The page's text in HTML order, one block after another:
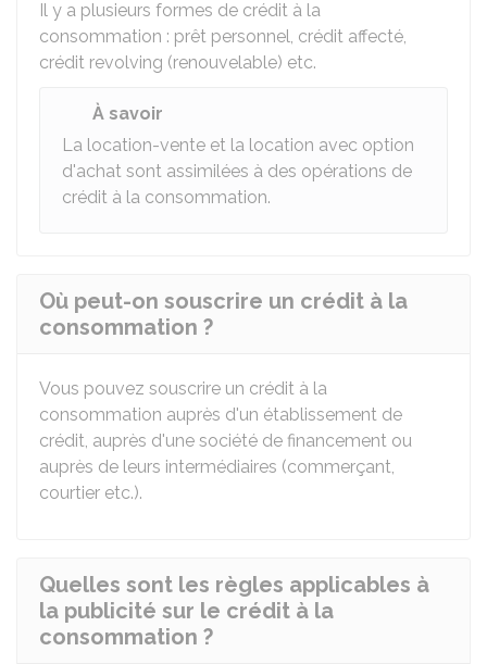
Il y a plusieurs formes de crédit à la
consommation : prêt personnel, crédit affecté,
crédit revolving (renouvelable) etc.
À savoir
La location-vente et la location avec option
d'achat sont assimilées à des opérations de
crédit à la consommation.
Où peut-on souscrire un crédit à la
consommation ?
Vous pouvez souscrire un crédit à la
consommation auprès d'un établissement de
crédit, auprès d'une société de financement ou
auprès de leurs intermédiaires (commerçant,
courtier etc.).
Quelles sont les règles applicables à
la publicité sur le crédit à la
consommation ?